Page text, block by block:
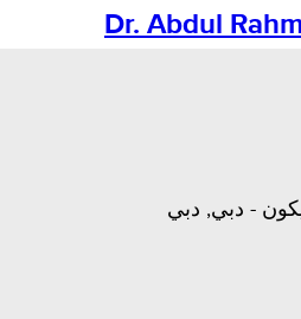
Dr. Abdul
- دبي, دبي